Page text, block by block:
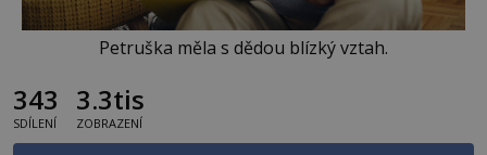
Petruška měla s dědou blízký vztah.
343
SDÍLENÍ
3.3tis
ZOBRAZENÍ